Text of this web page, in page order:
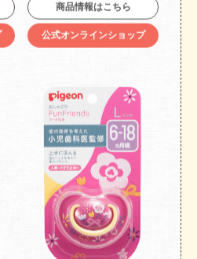
商品情報はこちら
公式オンラインショップ